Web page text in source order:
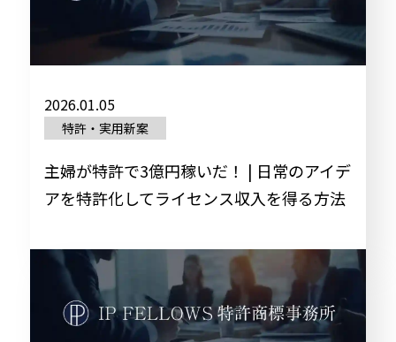
2026.01.05
特許・実用新案
主婦が特許で3億円稼いだ！ | 日常のアイデ
アを特許化してライセンス収入を得る方法